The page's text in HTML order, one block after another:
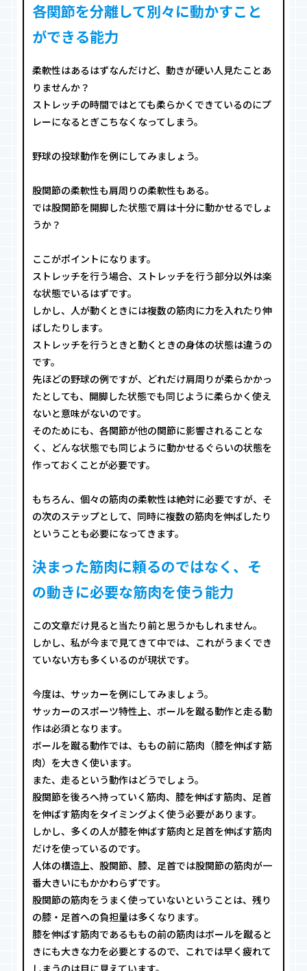
各関節を分離して別々に動かすこと
ができる能力
柔軟性はあるはずなんだけど、動きが硬い人見たことあ
りませんか？
ストレッチの時間ではとても柔らかくできているのにプ
レーになるとぎこちなくなってしまう。
野球の投球動作を例にしてみましょう。
股関節の柔軟性も肩周りの柔軟性もある。
では股関節を開脚した状態で肩は十分に動かせるでしょ
うか？
ここがポイントになります。
ストレッチを行う場合、ストレッチを行う部分以外は楽
な状態でいるはずです。
しかし、人が動くときには複数の筋肉に力を入れたり伸
ばしたりします。
ストレッチを行うときと動くときの身体の状態は違うの
です。
先ほどの野球の例ですが、どれだけ肩周りが柔らかかっ
たとしても、開脚した状態でも同じように柔らかく使え
ないと意味がないのです。
そのためにも、各関節が他の関節に影響されることな
く、どんな状態でも同じように動かせるぐらいの状態を
作っておくことが必要です。
もちろん、個々の筋肉の柔軟性は絶対に必要ですが、そ
の次のステップとして、同時に複数の筋肉を伸ばしたり
ということも必要になってきます。
決まった筋肉に頼るのではなく、そ
の動きに必要な筋肉を使う能力
この文章だけ見ると当たり前と思うかもしれません。
しかし、私が今まで見てきて中では、これがうまくでき
ていない方も多くいるのが現状です。
今度は、サッカーを例にしてみましょう。
サッカーのスポーツ特性上、ボールを蹴る動作と走る動
作は必須となります。
ボールを蹴る動作では、ももの前に筋肉（膝を伸ばす筋
肉）を大きく使います。
また、走るという動作はどうでしょう。
股関節を後ろへ持っていく筋肉、膝を伸ばす筋肉、足首
を伸ばす筋肉をタイミングよく使う必要があります。
しかし、多くの人が膝を伸ばす筋肉と足首を伸ばす筋肉
だけを使っているのです。
人体の構造上、股関節、膝、足首では股関節の筋肉が一
番大きいにもかかわらずです。
股関節の筋肉をうまく使っていないということは、残り
の膝・足首への負担量は多くなります。
膝を伸ばす筋肉であるももの前の筋肉はボールを蹴ると
きにも大きな力を必要とするので、これでは早く疲れて
しまうのは目に見えています。